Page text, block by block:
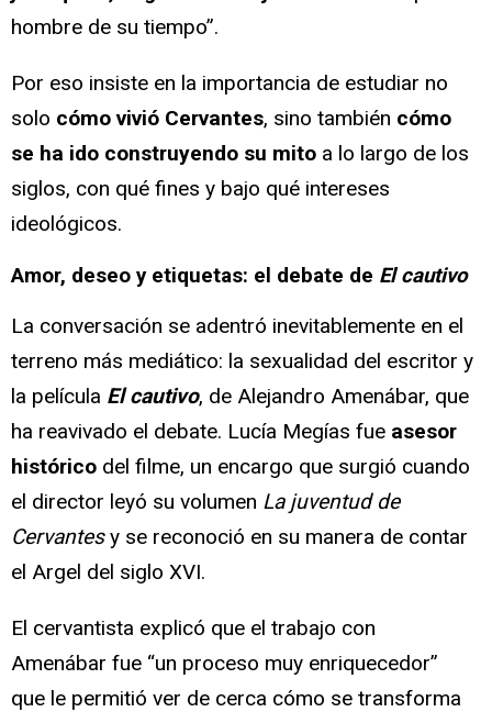
hombre de su tiempo”.
Por eso insiste en la importancia de estudiar no
solo cómo vivió Cervantes, sino también cómo
se ha ido construyendo su mito a lo largo de los
siglos, con qué fines y bajo qué intereses
ideológicos.
Amor, deseo y etiquetas: el debate de El cautivo
La conversación se adentró inevitablemente en el
terreno más mediático: la sexualidad del escritor y
la película El cautivo, de Alejandro Amenábar, que
ha reavivado el debate. Lucía Megías fue asesor
histórico del filme, un encargo que surgió cuando
el director leyó su volumen La juventud de
Cervantesy se reconoció en su manera de contar
el Argel del siglo XVI.
El cervantista explicó que el trabajo con
Amenábar fue “un proceso muy enriquecedor”
que le permitió ver de cerca cómo se transforma